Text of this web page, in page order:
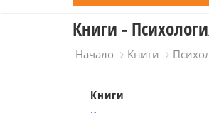
Книги -
Начало Книги
Книги